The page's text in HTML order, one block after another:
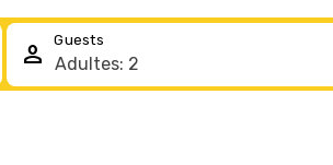
person Guests